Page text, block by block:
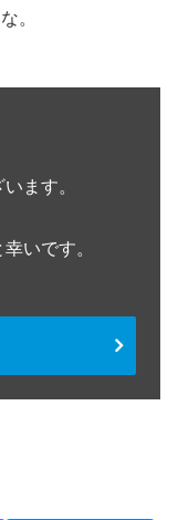
。
ます。
いです。